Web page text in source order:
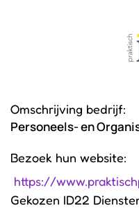
Omschrijving bedrijf:
Personeels- en
Bezoek hun website:
https://
Gekozen ID22